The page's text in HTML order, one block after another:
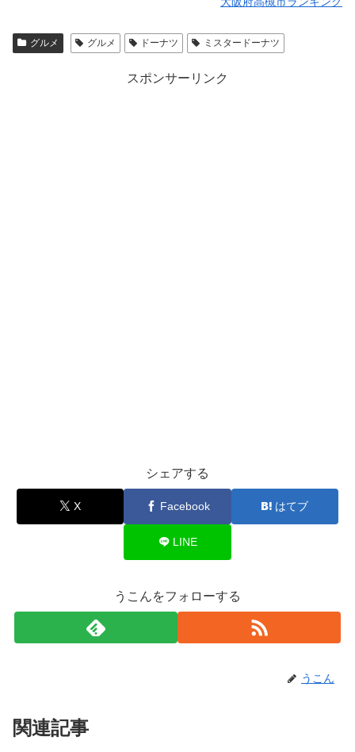
グルメ グルメ ドーナツ ミスタードーナツ
スポンサーリンク
シェアする
X Facebook はてブ
LINE
うこんをフォローする
うこん
関連記事